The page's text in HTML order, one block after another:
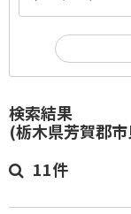
検索結果
(栃木県芳賀郡市
11件